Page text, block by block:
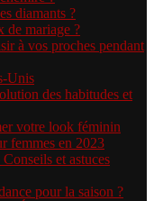
diamants ?
de mariage ?
à vos proches pendant
Unis
des habitudes et
votre look féminin
femmes en 2023
et astuces
pour la saison ?